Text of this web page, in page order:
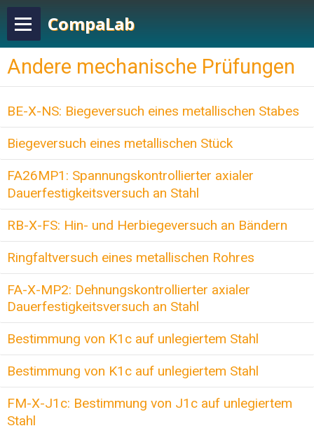
CompaLab
Andere mechanische Prüfungen
BE-X-NS: Biegeversuch eines metallischen Stabes
Biegeversuch eines metallischen Stück
FA26MP1: Spannungskontrollierter axialer
Dauerfestigkeitsversuch an Stahl
RB-X-FS: Hin- und Herbiegeversuch an Bändern
Ringfaltversuch eines metallischen Rohres
FA-X-MP2: Dehnungskontrollierter axialer
Dauerfestigkeitsversuch an Stahl
Bestimmung von K1c auf unlegiertem Stahl
Bestimmung von K1c auf unlegiertem Stahl
FM-X-J1c: Bestimmung von J1c auf unlegiertem
Stahl